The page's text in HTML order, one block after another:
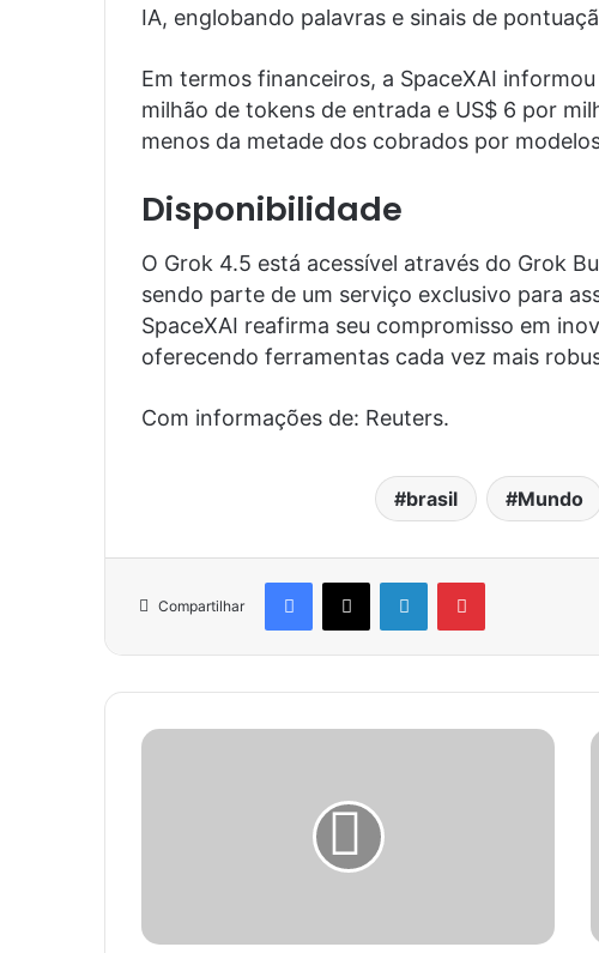
IA, englobando palavras e sinais de
Em termos financeiros, a SpaceXAI
milhão de tokens de entrada e US$ 6 por
menos da metade dos cobrados por
Disponibilidade
O Grok 4.5 está acessível através do Grok
sendo parte de um serviço exclusivo para
SpaceXAI reafirma seu compromisso em
oferecendo ferramentas cada vez mais
Com informações de: Reuters.
brasil Mundo
Compartilhar
Facebook
X LinkedinPinterest